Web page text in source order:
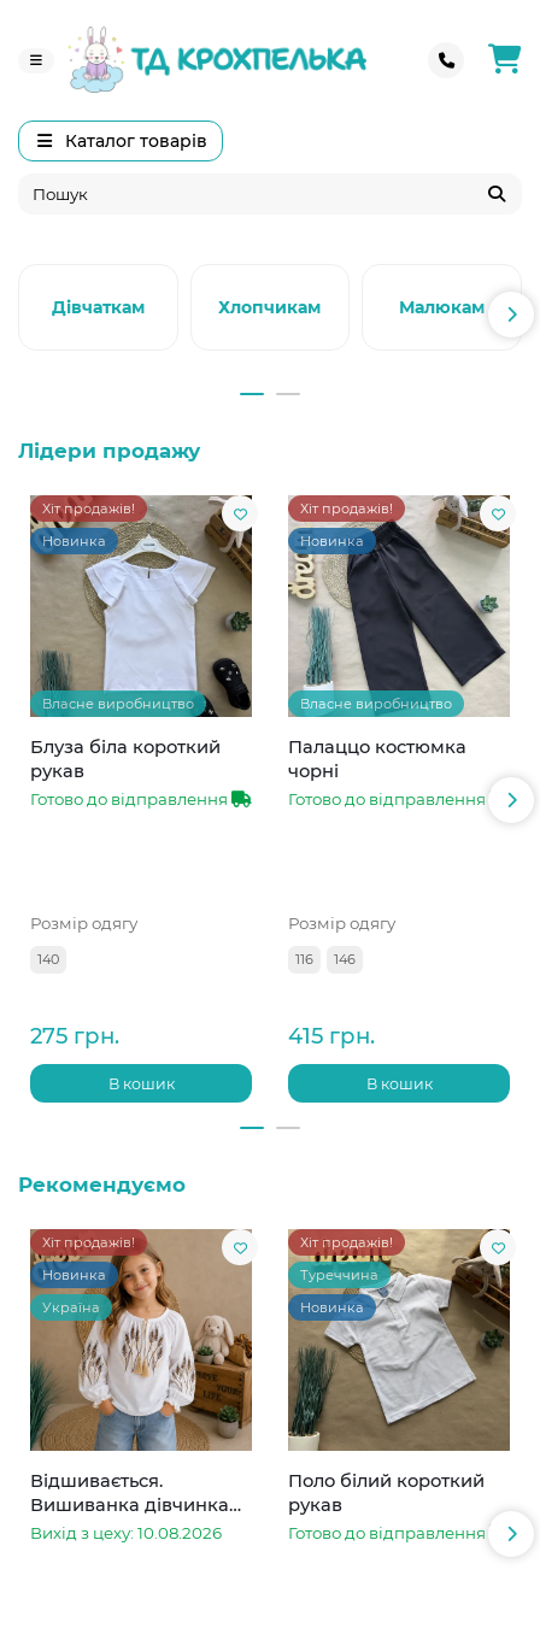
Каталог товарів
Дівчаткам Хлопчикам Малюкам
Лідери продажу
Хіт продажів!
Новинка
Власне виробництво
Блуза біла короткий
рукав
Готово до відправлення
Розмір одягу
140
275 грн.
В кошик
Хіт продажів!
Новинка
Власне виробництво
Палаццо костюмка
чорні
Готово до відправлення
Розмір одягу
116 146
415 грн.
В кошик
Рекомендуємо
Хіт продажів!
Новинка
Україна
Відшивається.
Вишиванка дівчинка
колоски
Вихід з цеху: 10.08.2026
Хіт продажів!
Туреччина
Новинка
Поло білий короткий
рукав
Готово до відправлення